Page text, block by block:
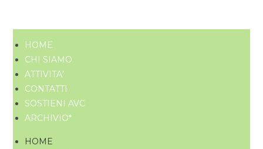
HOME
CHI SIAMO
ATTIVITA’
CONTATTI
SOSTIENI AVC
ARCHIVIO*
HOME